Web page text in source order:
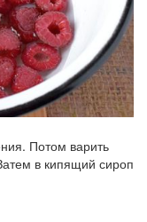
Потом варить
в кипящий сироп